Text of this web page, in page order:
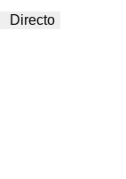
Directo